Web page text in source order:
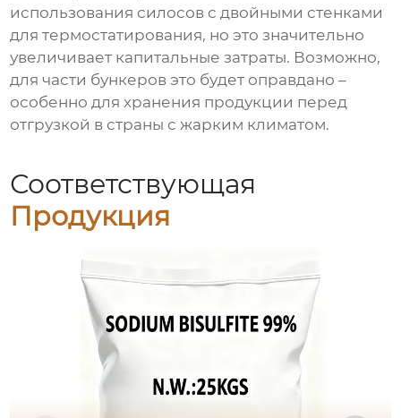
использования силосов с двойными стенками
для термостатирования, но это значительно
увеличивает капитальные затраты. Возможно,
для части бункеров это будет оправдано –
особенно для хранения продукции перед
отгрузкой в страны с жарким климатом.
Соответствующая
Продукция